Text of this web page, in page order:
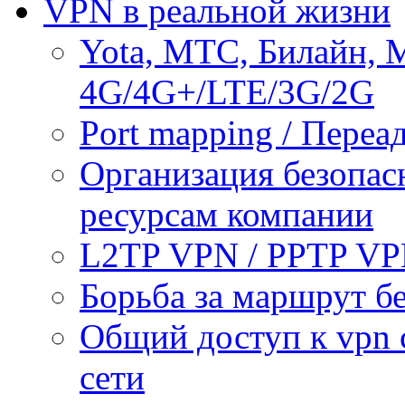
VPN в реальной жизни
Yota, МТС, Билайн,
4G/4G+/LTE/3G/2G
Port mapping /
Организация
ресурсам компании
L2TP VPN / PPTP
Борьба за маршрут
Общий доступ к vpn
сети